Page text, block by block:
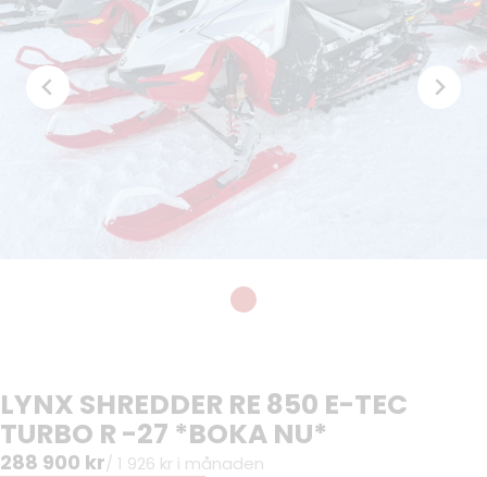
LYNX SHREDDER RE 850 E-TEC
TURBO R -27 *BOKA NU*
288 900 kr/ 1 926 kr i månaden